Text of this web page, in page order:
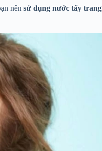
nên sử dụng nước tẩy trang